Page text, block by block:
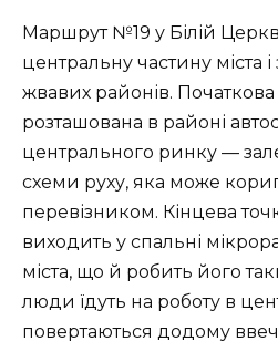
Маршрут №19 у Білій
центральну частину міста і
жвавих районів.
розташована в районі
центрального ринку —
схеми руху, яка може
перевізником. Кінцева
виходить у спальні
міста, що й робить його
люди їдуть на роботу в
повертаються додому